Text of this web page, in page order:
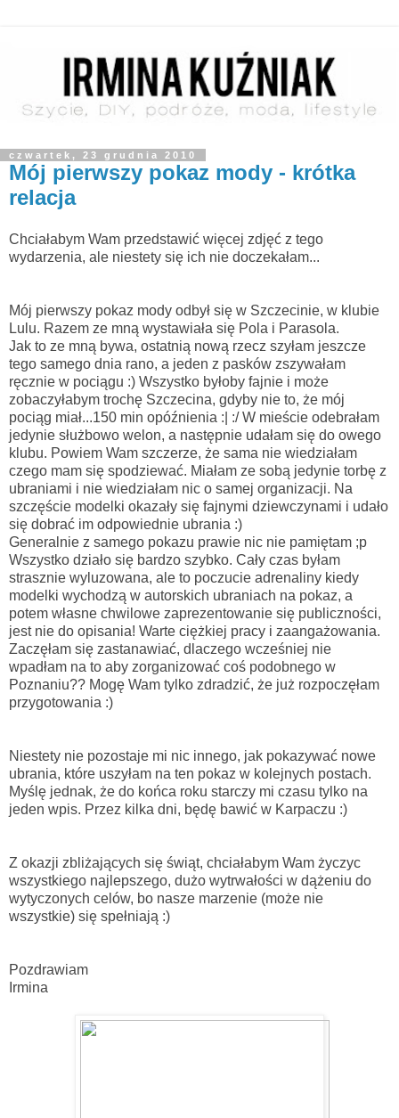
czwartek, 23 grudnia 2010
Mój pierwszy pokaz mody - krótka
relacja
Chciałabym Wam przedstawić więcej zdjęć z tego
wydarzenia, ale niestety się ich nie doczekałam...
Mój pierwszy pokaz mody odbył się w Szczecinie, w klubie
Lulu. Razem ze mną wystawiała się Pola i Parasola.
Jak to ze mną bywa, ostatnią nową rzecz szyłam jeszcze
tego samego dnia rano, a jeden z pasków zszywałam
ręcznie w pociągu :) Wszystko byłoby fajnie i może
zobaczyłabym trochę Szczecina, gdyby nie to, że mój
pociąg miał...150 min opóźnienia :| :/ W mieście odebrałam
jedynie służbowo welon, a następnie udałam się do owego
klubu. Powiem Wam szczerze, że sama nie wiedziałam
czego mam się spodziewać. Miałam ze sobą jedynie torbę z
ubraniami i nie wiedziałam nic o samej organizacji. Na
szczęście modelki okazały się fajnymi dziewczynami i udało
się dobrać im odpowiednie ubrania :)
Generalnie z samego pokazu prawie nic nie pamiętam ;p
Wszystko działo się bardzo szybko. Cały czas byłam
strasznie wyluzowana, ale to poczucie adrenaliny kiedy
modelki wychodzą w autorskich ubraniach na pokaz, a
potem własne chwilowe zaprezentowanie się publiczności,
jest nie do opisania! Warte ciężkiej pracy i zaangażowania.
Zaczęłam się zastanawiać, dlaczego wcześniej nie
wpadłam na to aby zorganizować coś podobnego w
Poznaniu?? Mogę Wam tylko zdradzić, że już rozpoczęłam
przygotowania :)
Niestety nie pozostaje mi nic innego, jak pokazywać nowe
ubrania, które uszyłam na ten pokaz w kolejnych postach.
Myślę jednak, że do końca roku starczy mi czasu tylko na
jeden wpis. Przez kilka dni, będę bawić w Karpaczu :)
Z okazji zbliżających się świąt, chciałabym Wam życzyc
wszystkiego najlepszego, dużo wytrwałości w dążeniu do
wytyczonych celów, bo nasze marzenie (może nie
wszystkie) się spełniają :)
Pozdrawiam
Irmina